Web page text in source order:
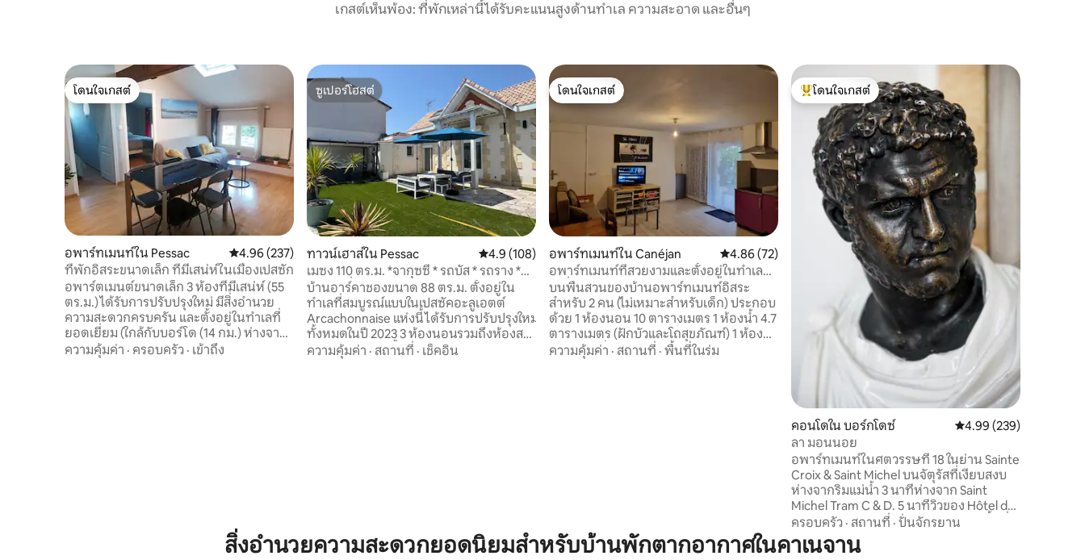
เกสต์เห็นพ้อง: ที่พักเหล่านี้ได้รับคะแนนสูงด้านทำเล ความสะอาด และอื่นๆ
โดนใจเกสต์
โดนใจเกสต์
อพาร์ทเมนท์ใน Pessac คะแนนเฉลี่ย 4.96 จาก 5, 237 รีวิว
4.96 (237)
ที่พักอิสระขนาดเล็ก ที่มีเสน่ห์ในเมืองเปสซัก
อพาร์ตเมนต์ขนาดเล็ก 3 ห้องที่มีเสน่ห์ (55
ตร.ม.) ได้รับการปรับปรุงใหม่ มีสิ่งอำนวย
ความสะดวกครบครัน และตั้งอยู่ในทำเลที่
ยอดเยี่ยม (ใกล้กับบอร์โด (14 กม.) ห่างจาก
บาซินดาร์คาชง 35 นาที และห่างจากไร่องุ่น
ขนาดใหญ่ 10 นาที) ตั้งอยู่ที่ชั้น 1 ของบ้าน
ความคุ้มค่า · ครอบครัว · เข้าถึง
ซูเปอร์โฮสต์
ซูเปอร์โฮสต์
ทาวน์เฮาส์ใน Pessac คะแนนเฉลี่ย 4.9 จาก 5, 108 รีวิว
4.9 (108)
เมซง 110 ตร.ม. *จากุซซี่ * รถบัส * รถราง *
รถไฟ * ที่จอดรถ *
บ้านอาร์คาชองขนาด 88 ตร.ม. ตั้งอยู่ใน
ทำเลที่สมบูรณ์แบบในเปสซัคอะลูเอตต์
Arcachonnaise แห่งนี้ได้รับการปรับปรุงใหม่
ทั้งหมดในปี 2023 3 ห้องนอนรวมถึงห้องสวี
ทหลัก ห้องอาบน้ำ 2 ห้อง ห้องสุขา 3 ห้อง
พื้นที่นั่งเล่นบนพื้นที่มีเครื่องปรับอากาศ
ความคุ้มค่า · สถานที่ · เช็คอิน
โดนใจเกสต์
โดนใจเกสต์
อพาร์ทเมนท์ใน Canéjan คะแนนเฉลี่ย 4.86 จาก 5, 72 รีวิว
4.86 (72)
อพาร์ทเมนท์ที่สวยงามและตั้งอยู่ในทำเลที่
ดีเยี่ยม
บนพื้นสวนของบ้านอพาร์ทเมนท์อิสระ
สำหรับ 2 คน (ไม่เหมาะสำหรับเด็ก) ประกอบ
ด้วย 1 ห้องนอน 10 ตารางเมตร 1 ห้องน้ำ 4.7
ตารางเมตร (ฝักบัวและโถสุขภัณฑ์) 1 ห้อง
ครัว/ห้องนั่งเล่น 20 ตารางเมตร
เฟอร์นิเจอร์ครบครันพร้อมโซฟา 1 ตัวโต๊ะ
ความคุ้มค่า · สถานที่ · พื้นที่ในร่ม
โดนใจเกสต์ที่สุด
โดนใจเกสต์
คอนโดใน บอร์กโดซ์ คะแนนเฉลี่ย 4.99 จาก 5,
4.99 (239)
ลา มอนนอย
อพาร์ทเมนท์ในศตวรรษที่ 18 ในย่าน Sainte
Croix & Saint Michel บนจัตุรัสที่เงียบสงบ
ห่างจากริมแม่น้ำ 3 นาทีห่างจาก Saint
Michel Tram C & D. 5 นาทีวิวของ Hôtel de
la Monnaie และ Saint Michel tower พื้นที่
70 ตร.ม. เพิ่งได้รับการปรับปรุงใหม่ตกแต่ง
ด้วยของเก่าให้ประสบการณ์บอร์กโดซ์แท้ๆที่
ครอบครัว · สถานที่ · ปั่นจักรยาน
สิ่งอำนวยความสะดวกยอดนิยมสำหรับบ้านพักตากอากาศในคาเนจาน